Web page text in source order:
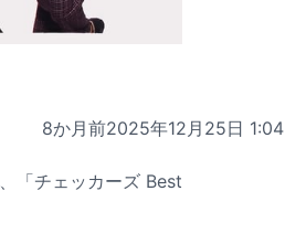
8か月前2025年12月25日 1:04
「チェッカーズ Best